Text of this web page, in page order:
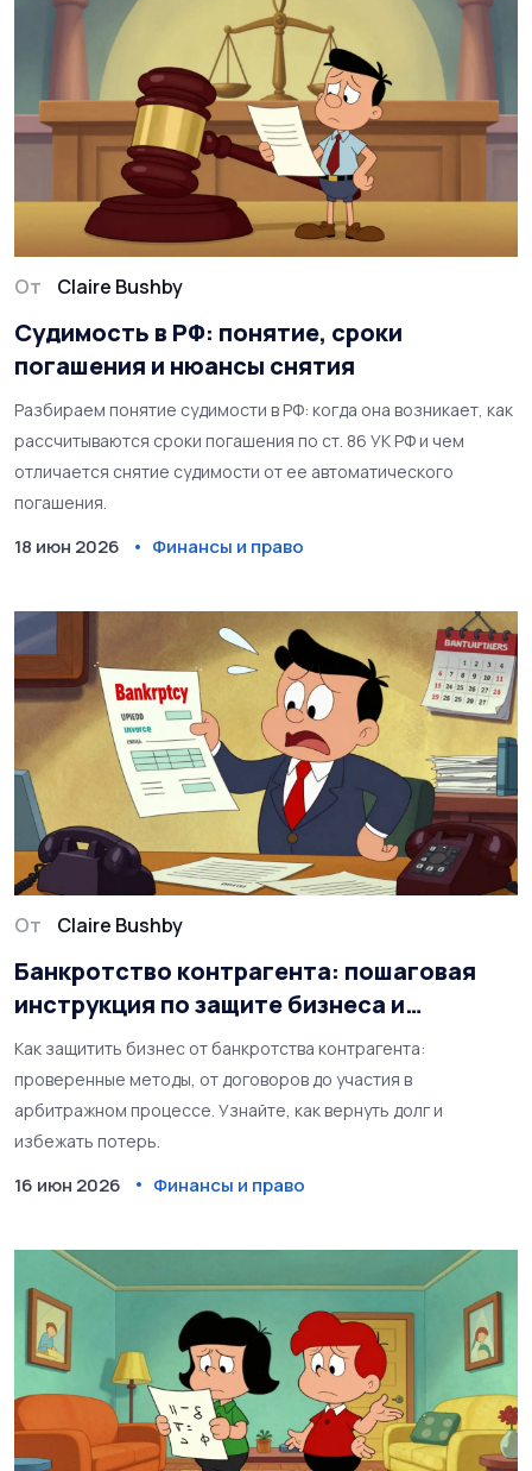
От Claire Bushby
Судимость в РФ: понятие, сроки
погашения и нюансы снятия
Разбираем понятие судимости в РФ: когда она возникает, как
рассчитываются сроки погашения по ст. 86 УК РФ и чем
отличается снятие судимости от ее автоматического
погашения.
18 июн 2026 Финансы и право
От Claire Bushby
Банкротство контрагента: пошаговая
инструкция по защите бизнеса и
возврату долгов
Как защитить бизнес от банкротства контрагента:
проверенные методы, от договоров до участия в
арбитражном процессе. Узнайте, как вернуть долг и
избежать потерь.
16 июн 2026 Финансы и право